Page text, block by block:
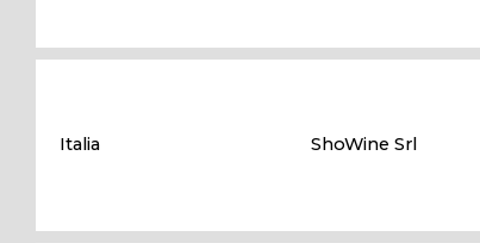
Italia ShoWine Srl